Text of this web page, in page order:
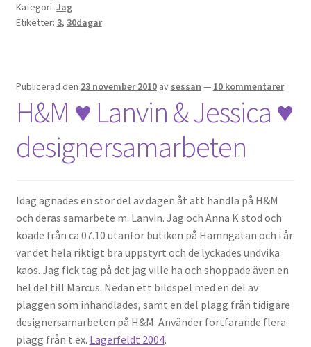
Om
Webbutik
Kategori: Jag
Etiketter: 3, 30dagar
Publicerad den 23 november 2010 av sessan — 10 kommentarer
H&M ♥ Lanvin & Jessica ♥
designersamarbeten
Idag ägnades en stor del av dagen åt att handla på H&M
och deras samarbete m. Lanvin. Jag och Anna K stod och
köade från ca 07.10 utanför butiken på Hamngatan och i år
var det hela riktigt bra uppstyrt och de lyckades undvika
kaos. Jag fick tag på det jag ville ha och shoppade även en
hel del till Marcus. Nedan ett bildspel med en del av
plaggen som inhandlades, samt en del plagg från tidigare
designersamarbeten på H&M. Använder fortfarande flera
plagg från t.ex. Lagerfeldt 2004.